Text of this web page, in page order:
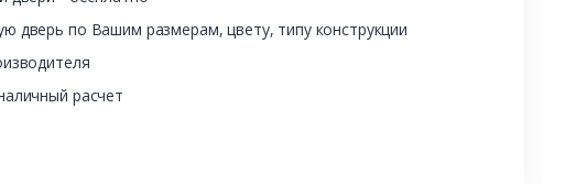
дверь по Вашим размерам, цвету, типу конструкции
расчет